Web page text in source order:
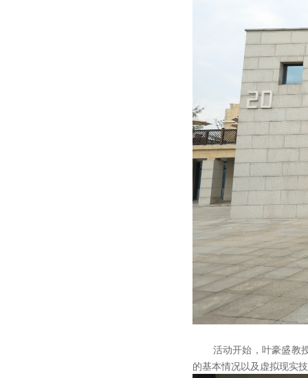
活动开始，叶豪盛教授
的基本情况以及虚拟现实